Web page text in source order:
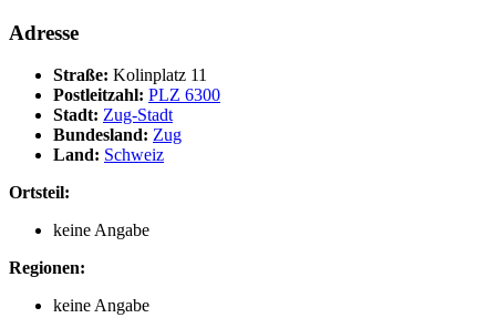
Adresse
Straße: Kolinplatz 11
Postleitzahl: PLZ 6300
Stadt: Zug-Stadt
Bundesland: Zug
Land: Schweiz
Ortsteil:
keine Angabe
Regionen:
keine Angabe